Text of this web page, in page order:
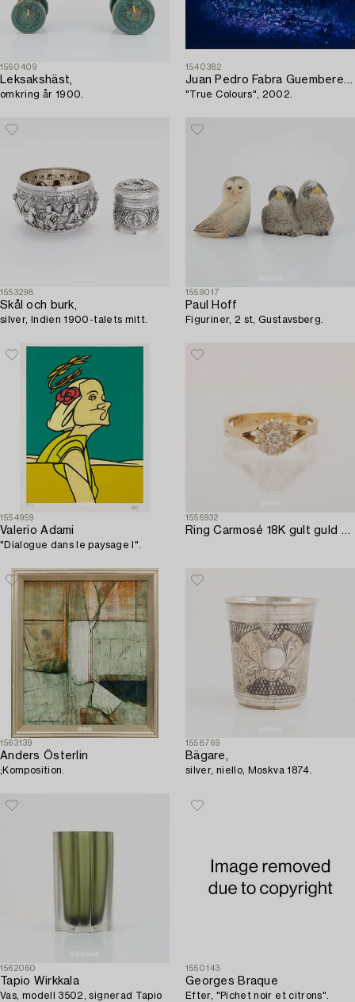
1560409
Leksakshäst,
omkring år 1900.
1540382
Juan Pedro Fabra Guemberena
"True Colours", 2002.
1553298
Skål och burk,
silver, Indien 1900-talets mitt.
1559017
Paul Hoff
Figuriner, 2 st, Gustavsberg.
1554959
Valerio Adami
"Dialogue dans le paysage I".
1556932
Ring Carmosé 18K gult guld med runda briljantslipade diamanter.
1563139
Anders Österlin
;Komposition.
1558769
Bägare,
silver, niello, Moskva 1874.
1562060
Tapio Wirkkala
Vas, modell 3502, signerad Tapio
1550143
Georges Braque
Efter, "Pichet noir et citrons".